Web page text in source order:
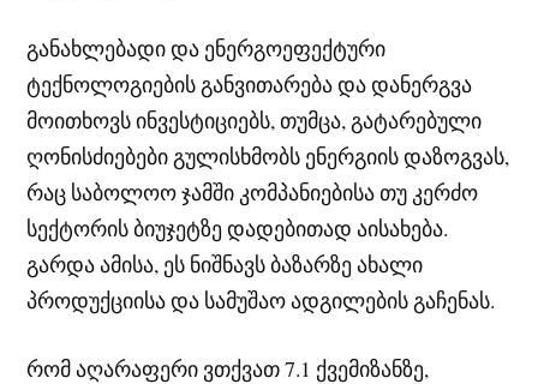
განახლებადი და ენერგოეფექტური
ტექნოლოგიების განვითარება და დანერგვა
მოითხოვს ინვესტიციებს, თუმცა, გატარებული
ღონისძიებები გულისხმობს ენერგიის დაზოგვას,
რაც საბოლოო ჯამში კომპანიებისა თუ კერძო
სექტორის ბიუჯეტზე დადებითად აისახება.
გარდა ამისა, ეს ნიშნავს ბაზარზე ახალი
პროდუქციისა და სამუშაო ადგილების გაჩენას.
რომ აღარაფერი ვთქვათ 7.1 ქვემიზანზე,